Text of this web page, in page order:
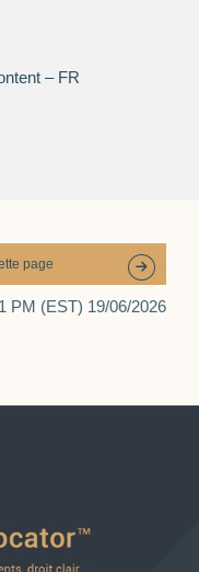
– FR
page
PM (EST) 19/06/2026